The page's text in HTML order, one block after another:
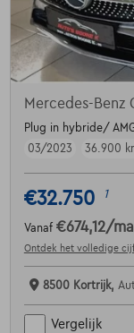
Mercedes-Benz
Plug in hybride/
03/2023
36.900
€32.750 1
Vanaf €674,12/
Ontdek het volledige
8500 Kortrijk,
Vergelijk